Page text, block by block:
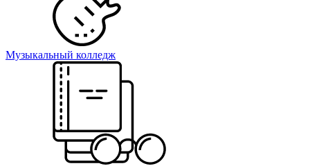
Музыкальный колледж